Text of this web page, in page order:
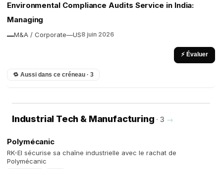
Environmental Compliance Audits Service in India:
Managing
M&A / Corporate
— —US8 juin 2026
⚡ Évaluer
🔁 Aussi dans ce créneau · 3
Industrial Tech & Manufacturing · 3 →
Polymécanic
RK-EI sécurise sa chaîne industrielle avec le rachat de
Polymécanic